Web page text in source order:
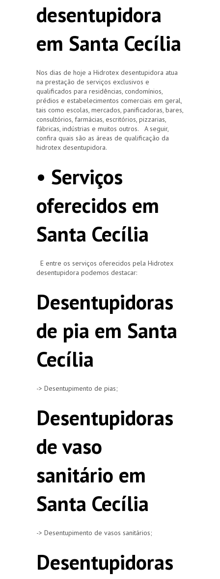
desentupidora
em Santa Cecília
Nos dias de hoje a Hidrotex desentupidora atua
na prestação de serviços exclusivos e
qualificados para residências, condomínios,
prédios e estabelecimentos comerciais em geral,
tais como escolas, mercados, panificadoras, bares,
consultórios, farmácias, escritórios, pizzarias,
fábricas, indústrias e muitos outros. A seguir,
confira quais são as áreas de qualificação da
hidrotex desentupidora.
• Serviços
oferecidos em
Santa Cecília
E entre os serviços oferecidos pela Hidrotex
desentupidora podemos destacar:
Desentupidoras
de pia em Santa
Cecília
-> Desentupimento de pias;
Desentupidoras
de vaso
sanitário em
Santa Cecília
-> Desentupimento de vasos sanitários;
Desentupidoras